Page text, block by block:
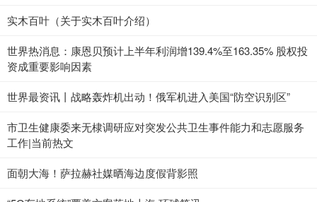
实木百叶（关于实木百叶介绍）
世界热消息：康恩贝预计上半年利润增139.4%至163.35% 股权投
资成重要影响因素
世界最资讯丨战略轰炸机出动！俄军机进入美国“防空识别区”
市卫生健康委来无棣调研应对突发公共卫生事件能力和志愿服务
工作|当前热文
面朝大海！萨拉赫社媒晒海边度假背影照